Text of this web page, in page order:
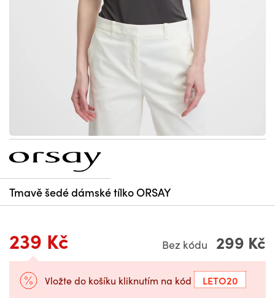
Tmavě šedé dámské tílko ORSAY
239 Kč Bez kódu 299 Kč
Vložte do košíku kliknutím na kód LETO20